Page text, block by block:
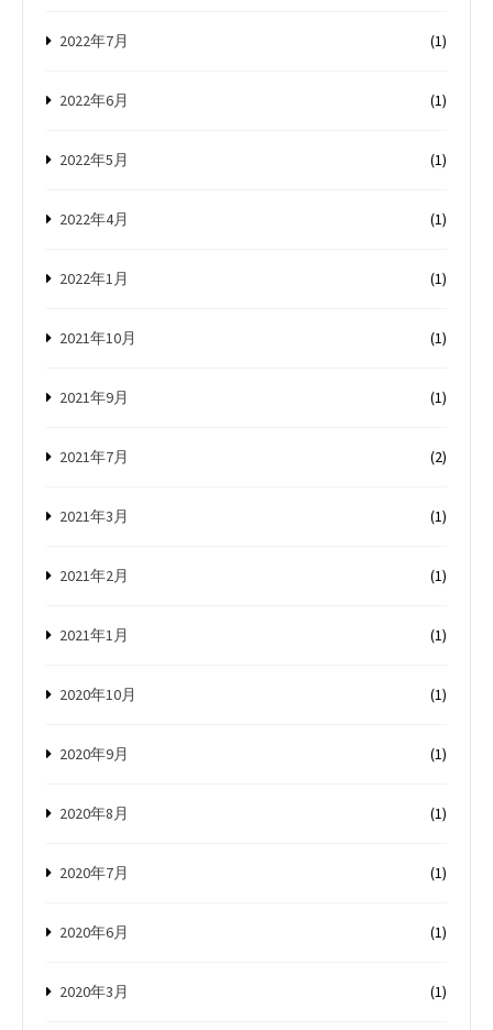
2022年7月 (1)
2022年6月 (1)
2022年5月 (1)
2022年4月 (1)
2022年1月 (1)
2021年10月 (1)
2021年9月 (1)
2021年7月 (2)
2021年3月 (1)
2021年2月 (1)
2021年1月 (1)
2020年10月 (1)
2020年9月 (1)
2020年8月 (1)
2020年7月 (1)
2020年6月 (1)
2020年3月 (1)